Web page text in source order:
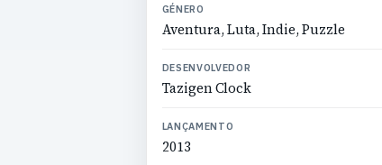
GÉNERO
Aventura, Luta, Indie, Puzzle
DESENVOLVEDOR
Tazigen Clock
LANÇAMENTO
2013